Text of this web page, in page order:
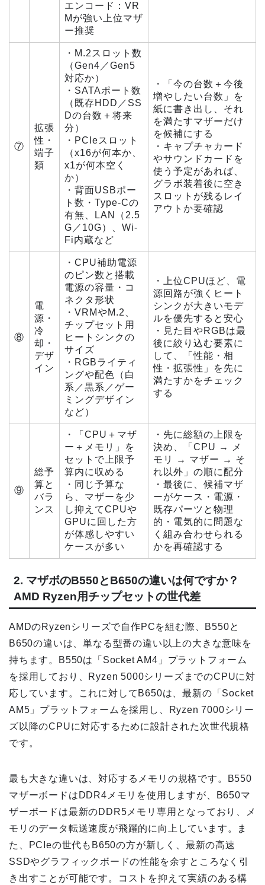
エンコード：VR
Mが強い上位マザ
ー推奨
⑦
拡張
性・
端子
類
・M.2スロット数
（Gen4／Gen5
対応か）
・SATAポート数
（既存HDD／SS
Dの台数＋将来
分）
・PCIeスロット
（x16が何本か、
x1が何本空く
か）
・背面USBポー
ト数・Type-Cの
有無、LAN（2.5
G／10G）、Wi-
Fi内蔵など
・「今の台数＋今後
増やしたい台数」を
紙に書き出し、それ
を満たすマザーだけ
を候補にする
・キャプチャカード
やサウンドカードを
使う予定があれば、
グラボ装着後に空き
スロットが残るレイ
アウトか要確認
⑧
電
源・
冷
却・
デザ
イン
・CPU補助電源
のピン数と搭載
電源の容量・コ
ネクタ形状
・VRMやM.2、
チップセット用
ヒートシンクの
サイズ
・RGBライティ
ングや配色（白
系／黒系／ゲー
ミングデザイン
など）
・上位CPUほど、電
源回路が強くヒート
シンクが大きいモデ
ルを優先すると安心
・見た目やRGBは最
後に絞り込む要素に
して、「性能・相
性・拡張性」を先に
満たすかをチェック
する
⑨
総予
算と
バラ
ンス
・「CPU＋マザ
ー＋メモリ」を
セットで上限予
算内に収める
・同じ予算な
ら、マザーを少
し抑えてCPUや
GPUに回した方
が体感しやすい
ケースが多い
・先に総額の上限を
決め、「CPU → メ
モリ → マザー → そ
れ以外」の順に配分
・最後に、候補マザ
ーがケース・電源・
既存パーツと物理
的・電気的に問題な
く組み合わせられる
かを再確認する
2. マザボのB550とB650の違いは何ですか？
AMD Ryzen用チップセットの世代差
AMDのRyzenシリーズで自作PCを組む際、B550と
B650の違いは、単なる型番の違い以上の大きな意味を
持ちます。B550は「Socket AM4」プラットフォーム
を採用しており、Ryzen 5000シリーズまでのCPUに対
応しています。これに対してB650は、最新の「Socket
AM5」プラットフォームを採用し、Ryzen 7000シリー
ズ以降のCPUに対応するために設計された次世代規格
です。
最も大きな違いは、対応するメモリの規格です。B550
マザーボードはDDR4メモリを使用しますが、B650マ
ザーボードは最新のDDR5メモリ専用となっており、メ
モリのデータ転送速度が飛躍的に向上しています。ま
た、PCIeの世代もB650の方が新しく、最新の高速
SSDやグラフィックボードの性能を余すところなく引
き出すことが可能です。コストを抑えて実績のある構